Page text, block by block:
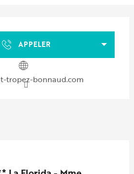
APPELER
tropez-bonnaud.com